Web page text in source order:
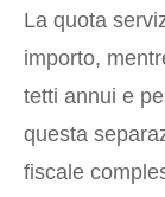
La quota
importo,
tetti annui e
questa
fiscale